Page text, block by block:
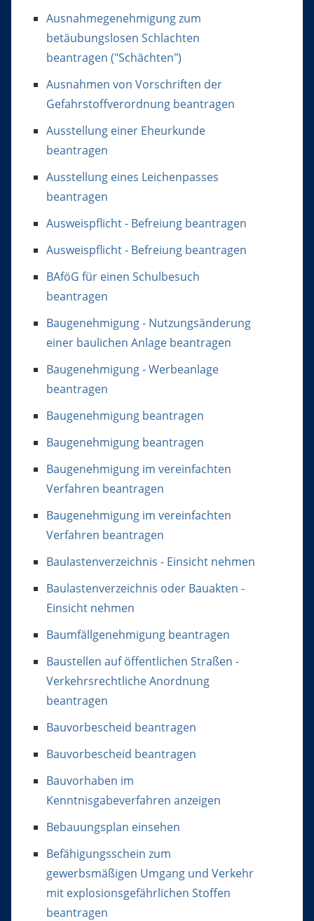
Ausnahmegenehmigung zum
betäubungslosen Schlachten
beantragen ("Schächten")
Ausnahmen von Vorschriften der
Gefahrstoffverordnung beantragen
Ausstellung einer Eheurkunde
beantragen
Ausstellung eines Leichenpasses
beantragen
Ausweispflicht - Befreiung beantragen
Ausweispflicht - Befreiung beantragen
BAföG für einen Schulbesuch
beantragen
Baugenehmigung - Nutzungsänderung
einer baulichen Anlage beantragen
Baugenehmigung - Werbeanlage
beantragen
Baugenehmigung beantragen
Baugenehmigung beantragen
Baugenehmigung im vereinfachten
Verfahren beantragen
Baugenehmigung im vereinfachten
Verfahren beantragen
Baulastenverzeichnis - Einsicht nehmen
Baulastenverzeichnis oder Bauakten -
Einsicht nehmen
Baumfällgenehmigung beantragen
Baustellen auf öffentlichen Straßen -
Verkehrsrechtliche Anordnung
beantragen
Bauvorbescheid beantragen
Bauvorbescheid beantragen
Bauvorhaben im
Kenntnisgabeverfahren anzeigen
Bebauungsplan einsehen
Befähigungsschein zum
gewerbsmäßigen Umgang und Verkehr
mit explosionsgefährlichen Stoffen
beantragen